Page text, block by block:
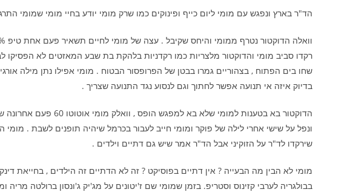
הד"ר בארץ ונפגש עם מומי ליום כייף ופינוקים כמו שרק מומי יודע בחיי מומי שמומי התרגש
רקדו סביב מומי והדוקטור מלצריות כמו רקדניות בלהקת בת שבע המאזטים לא הפסיקו
שחו בים הפתוח , בצהוריים גמרו בבטן של הפרופסור הבטוח . מומי אפילו נתן מילה
בדיוק איזה אי תנועה אפשר לחתוך וגם לנסוע נגד התנועה שצריך .
הדוקטור בא בטענות למומי
ונפל על שישי אחרי לילה של פוקר ומומי חייב לעבור בכרמל שיהיה תופנים לשבת . מומי
שירקדו לד"ר על הזוקיני אבל הד"ר אמר שיש גם דתיים וילדים .